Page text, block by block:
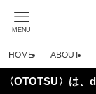
MENU
HOME ABOUT
〈OTOTSU〉は